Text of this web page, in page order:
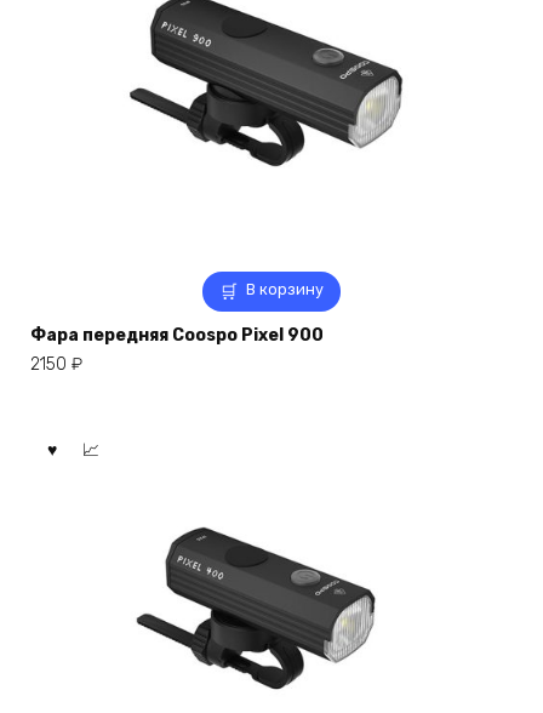
В корзину
Фара передняя Coospo Pixel 900
2150 ₽